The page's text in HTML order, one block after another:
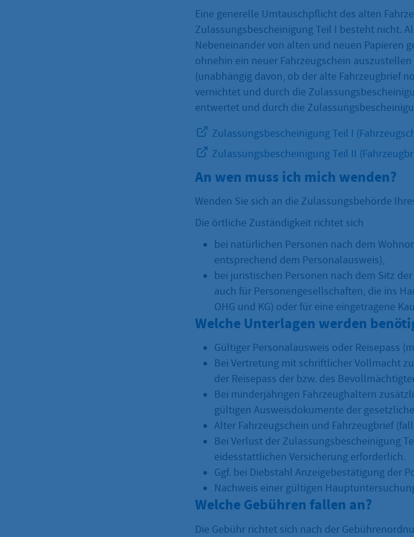
Eine generelle Umtauschpflicht des alten
Zulassungsbescheinigung Teil I besteht nicht.
Nebeneinander von alten und neuen Papieren
ohnehin ein neuer Fahrzeugschein
(unabhängig davon, ob der alte Fahrzeugbrief
vernichtet und durch die
entwertet und durch die
Zulassungsbescheinigung Teil I
Zulassungsbescheinigung Teil II
An wen muss ich mich wenden?
Wenden Sie sich an die Zulassungsbehörde
Die örtliche Zuständigkeit richtet sich
bei natürlichen Personen nach dem
entsprechend dem Personalausweis),
bei juristischen Personen nach dem Sitz
auch für Personengesellschaften, die ins
OHG und KG) oder für eine eingetragene
Welche Unterlagen werden
Gültiger Personalausweis oder Reisepass
Bei Vertretung mit schriftlicher Vollmacht
der Reisepass der bzw. des
Bei minderjährigen Fahrzeughaltern
gültigen Ausweisdokumente der
Alter Fahrzeugschein und Fahrzeugbrief
Bei Verlust der Zulassungsbescheinigung
eidesstattlichen Versicherung erforderlich.
Ggf. bei Diebstahl Anzeigebestätigung der
Nachweis einer gültigen
Welche Gebühren fallen an?
Die Gebühr richtet sich nach der